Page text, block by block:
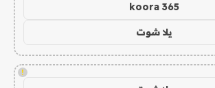
koora 365
يلا شوت
!